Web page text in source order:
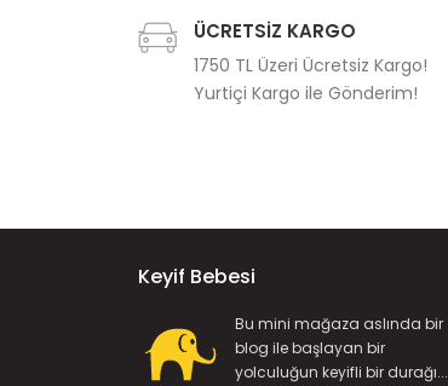
ÜCRETSİZ KARGO
1750 TL Üzeri Ücretsiz Kargo!
Yurtiçi Kargo ile Gönderim!
Keyif Bebesi
Bu mini mağaza aslında bir
blog ile başlayan bir
yolculuğun keyifli bir durağı...